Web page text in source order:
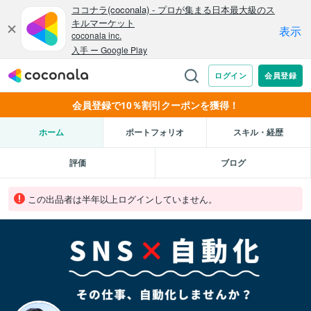
会員登録で10％割引クーポンを獲得！
ホーム ポートフォリオ スキル・経歴
評価 ブログ
この出品者は半年以上ログインしていません。